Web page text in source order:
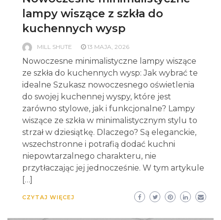
lampy wiszące z szkła do
kuchennych wysp
MILL SHUTE 13 MAJA, 2026
Nowoczesne minimalistyczne lampy wiszące
ze szkła do kuchennych wysp: Jak wybrać te
idealne Szukasz nowoczesnego oświetlenia
do swojej kuchennej wyspy, które jest
zarówno stylowe, jak i funkcjonalne? Lampy
wiszące ze szkła w minimalistycznym stylu to
strzał w dziesiątkę. Dlaczego? Są eleganckie,
wszechstronne i potrafią dodać kuchni
niepowtarzalnego charakteru, nie
przytłaczając jej jednocześnie. W tym artykule
[…]
CZYTAJ WIĘCEJ